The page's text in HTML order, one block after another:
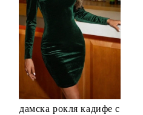
дамска рокля кадифе с